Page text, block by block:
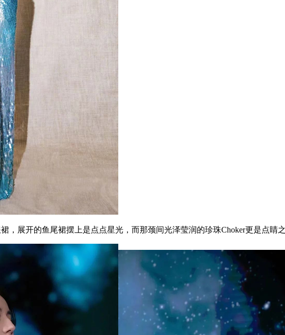
展开的鱼尾裙摆上是点点星光，而那颈间光泽莹润的珍珠Choker更是点睛之